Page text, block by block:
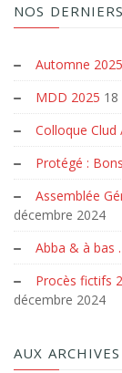
NOS
Automne 2025
MDD 2025
Colloque Clud
Protégé :
Assemblée
décembre 2024
Abba & à bas
Procès fictifs
décembre 2024
AUX